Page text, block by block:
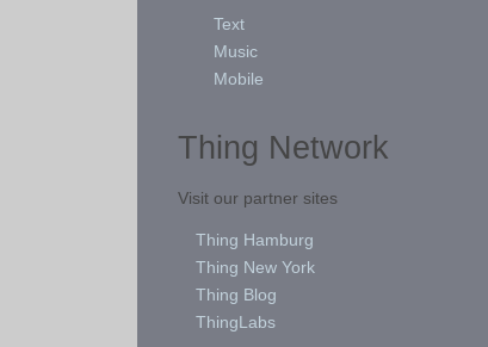
Text
Music
Mobile
Thing Network
Visit our partner sites
Thing Hamburg
Thing New York
Thing Blog
ThingLabs